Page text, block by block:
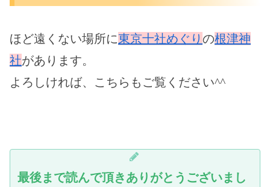
ほど遠くない場所に東京十社めぐり の根津神
社があります。
よろしければ、こちらもご覧ください^^
最後まで読んで頂きありがとうございまし